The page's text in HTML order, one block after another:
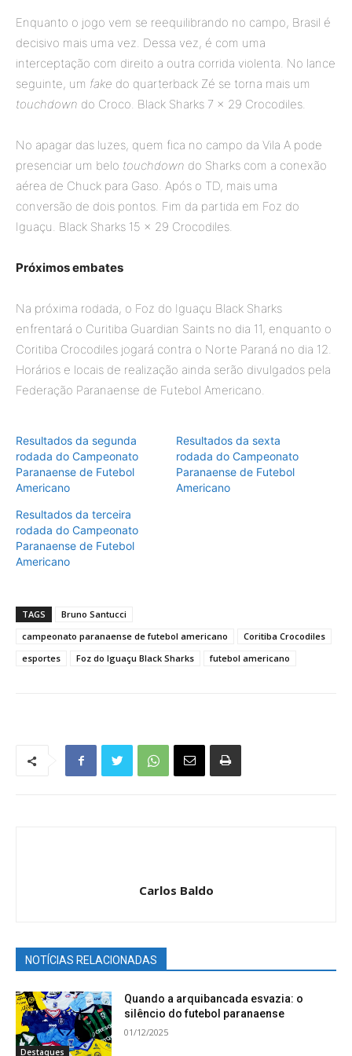
Enquanto o jogo vem se reequilibrando no campo, Brasil é
decisivo mais uma vez. Dessa vez, é com uma
interceptação com direito a outra corrida violenta. No lance
seguinte, um fake do quarterback Zé se torna mais um
touchdown do Croco. Black Sharks 7 × 29 Crocodiles.
No apagar das luzes, quem fica no campo da Vila A pode
presenciar um belo touchdown do Sharks com a conexão
aérea de Chuck para Gaso. Após o TD, mais uma
conversão de dois pontos. Fim da partida em Foz do
Iguaçu. Black Sharks 15 × 29 Crocodiles.
Próximos embates
Na próxima rodada, o Foz do Iguaçu Black Sharks
enfrentará o Curitiba Guardian Saints no dia 11, enquanto o
Coritiba Crocodiles jogará contra o Norte Paraná no dia 12.
Horários e locais de realização ainda serão divulgados pela
Federação Paranaense de Futebol Americano.
Resultados da segunda
rodada do Campeonato
Paranaense de Futebol
Americano
Resultados da sexta
rodada do Campeonato
Paranaense de Futebol
Americano
Resultados da terceira
rodada do Campeonato
Paranaense de Futebol
Americano
TAGS
Bruno Santucci
campeonato paranaense de futebol americano
Coritiba Crocodiles
esportes
Foz do Iguaçu Black Sharks futebol americano
Carlos Baldo
NOTÍCIAS RELACIONADAS
Destaques
Quando a arquibancada esvazia: o
silêncio do futebol paranaense
01/12/2025